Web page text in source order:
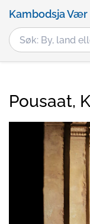
Kambodsja Vær
Pousaat,